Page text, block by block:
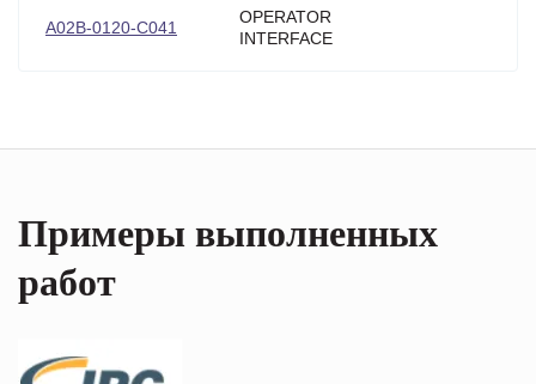
A02B-0120-C041
OPERATOR
INTERFACE
Примеры выполненных
работ